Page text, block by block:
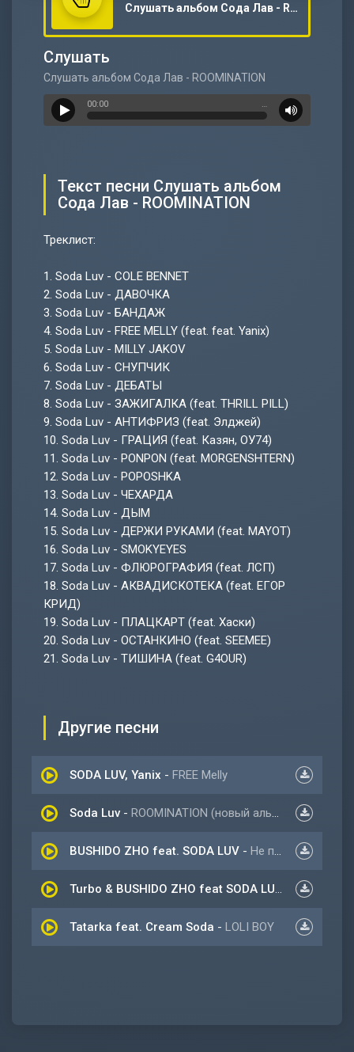
Слушать альбом Сода Лав - ROOMINATION
Слушать
Слушать альбом Сода Лав - ROOMINATION
00:00 …
Текст песни Слушать альбом
Сода Лав - ROOMINATION
Треклист:
1. Soda Luv - COLE BENNET
2. Soda Luv - ДАВОЧКА
3. Soda Luv - БАНДАЖ
4. Soda Luv - FREE MELLY (feat. feat. Yanix)
5. Soda Luv - MILLY JAKOV
6. Soda Luv - СНУПЧИК
7. Soda Luv - ДЕБАТЫ
8. Soda Luv - ЗАЖИГАЛКА (feat. THRILL PILL)
9. Soda Luv - АНТИФРИЗ (feat. Элджей)
10. Soda Luv - ГРАЦИЯ (feat. Казян, ОУ74)
11. Soda Luv - PONPON (feat. MORGENSHTERN)
12. Soda Luv - POPOSHKA
13. Soda Luv - ЧЕХАРДА
14. Soda Luv - ДЫМ
15. Soda Luv - ДЕРЖИ РУКАМИ (feat. MAYOT)
16. Soda Luv - SMOKYEYES
17. Soda Luv - ФЛЮРОГРАФИЯ (feat. ЛСП)
18. Soda Luv - АКВАДИСКОТЕКА (feat. ЕГОР
КРИД)
19. Soda Luv - ПЛАЦКАРТ (feat. Хаски)
20. Soda Luv - ОСТАНКИНО (feat. SEEMEE)
21. Soda Luv - ТИШИНА (feat. G4OUR)
Другие песни
SODA LUV, Yanix - FREE Melly
Soda Luv - ROOMINATION (новый альбом 2021)
BUSHIDO ZHO feat. SODA LUV - Не пара
Не пара
Tatarka feat. Cream Soda - LOLI BOY